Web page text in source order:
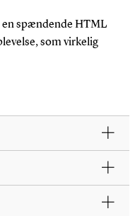
en spændende HTML
som virkelig